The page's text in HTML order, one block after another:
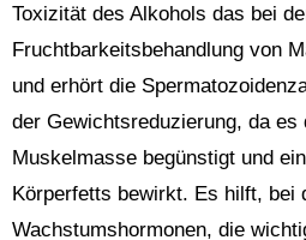
Toxizität des Alkohols das bei
Fruchtbarkeitsbehandlung von
und erhört die
der Gewichtsreduzierung, da es
Muskelmasse begünstigt und
Körperfetts bewirkt. Es hilft, bei
Wachstumshormonen, die